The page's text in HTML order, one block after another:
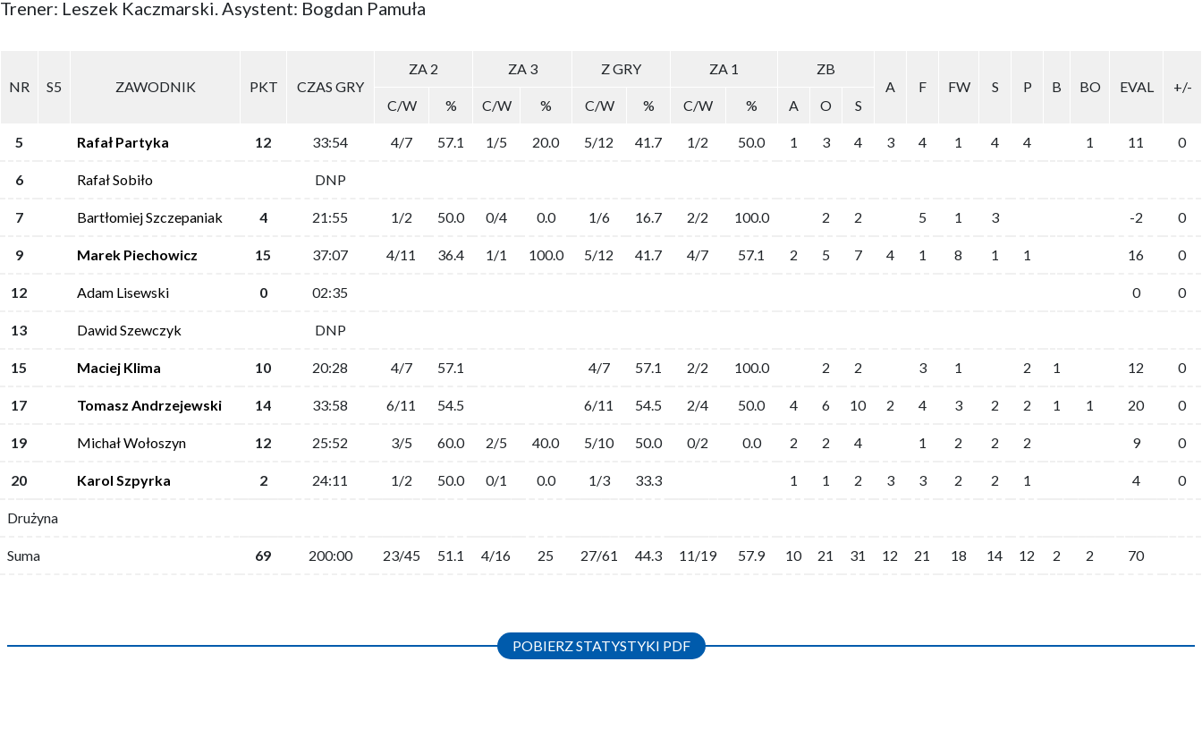
Trener: Leszek Kaczmarski. Asystent: Bogdan Pamuła
NR S5 ZAWODNIK PKT CZAS GRY
ZA 2 ZA 3 Z GRY ZA 1
ZB
A
F FW S P B BO EVAL
+/-
C/W
% C/W % C/W % C/W % A O S
5 Rafał Partyka 12 33:54 4/7 57.1 1/5 20.0 5/12 41.7 1/2 50.0 1 3 4 3 4 1 4 4 1 11 0
6 Rafał Sobiło DNP
7 Bartłomiej Szczepaniak 4 21:55 1/2 50.0 0/4 0.0 1/6 16.7 2/2 100.0 2 2 5 1 3 -2 0
9 Marek Piechowicz 15 37:07 4/11 36.4 1/1 100.0 5/12 41.7 4/7 57.1 2 5 7 4 1 8 1 1 16 0
12 Adam Lisewski 0 02:35 0 0
13 Dawid Szewczyk DNP
15 Maciej Klima 10 20:28 4/7 57.1 4/7 57.1 2/2 100.0 2 2 3 1 2 1 12 0
17 Tomasz Andrzejewski 14 33:58 6/11 54.5 6/11 54.5 2/4 50.0 4 6 10 2 4 3 2 2 1 1 20 0
19 Michał Wołoszyn 12 25:52 3/5 60.0 2/5 40.0 5/10 50.0 0/2 0.0 2 2 4 1 2 2 2 9 0
20 Karol Szpyrka 2 24:11 1/2 50.0 0/1 0.0 1/3 33.3 1 1 2 3 3 2 2 1 4 0
Drużyna
Suma 69 200:00 23/45 51.1 4/16 25 27/61 44.3 11/19 57.9 10 21 31 12 21 18 14 12 2 2 70
POBIERZ STATYSTYKI PDF